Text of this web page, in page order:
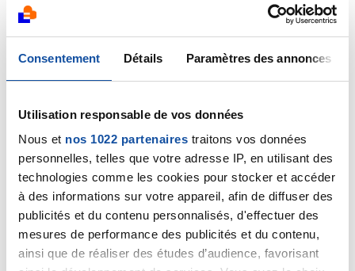
Consentement Détails Paramètres des annonces
Utilisation responsable de vos données
Nous et nos 1022 partenaires traitons vos données
personnelles, telles que votre adresse IP, en utilisant des
technologies comme les cookies pour stocker et accéder
à des informations sur votre appareil, afin de diffuser des
publicités et du contenu personnalisés, d'effectuer des
mesures de performance des publicités et du contenu,
ainsi que de réaliser des études d’audience, favorisant
arrêterai d'aller a la crêperie , non , non, non, on
continu a se faire plaisir , en plus brioche confiture 😋
euh comment dire ? c'est bon koi ....
Bonne journée a toi ...
Citer